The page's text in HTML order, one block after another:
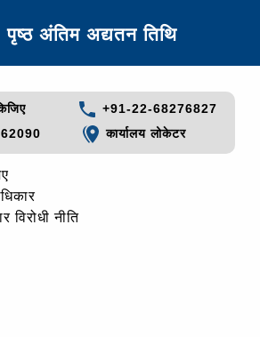
पृष्ठ अंतिम अद्यतन तिथि
+91-22-68276827
कार्यालय लोकेटर
विरोधी नीति